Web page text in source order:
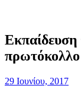
Εκπαίδευση
29 Ιουνίου, 2017